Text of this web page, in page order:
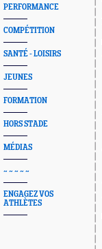
PERFORMANCE
COMPÉTITION
SANTÉ - LOISIRS
JEUNES
FORMATION
HORS STADE
MÉDIAS
~ ~ ~ ~ ~
ENGAGEZ VOS
ATHLÈTES